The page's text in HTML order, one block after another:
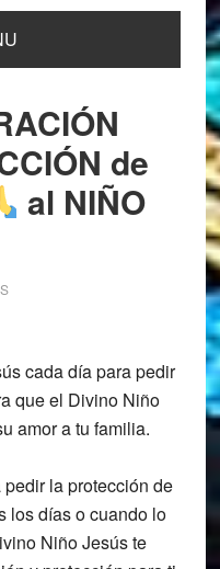
de
al NIÑO
cada día para pedir
que el Divino Niño
amor a tu familia.
la protección de
los días o cuando lo
Niño Jesús te